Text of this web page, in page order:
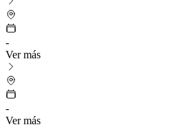
-
Ver más
-
Ver más